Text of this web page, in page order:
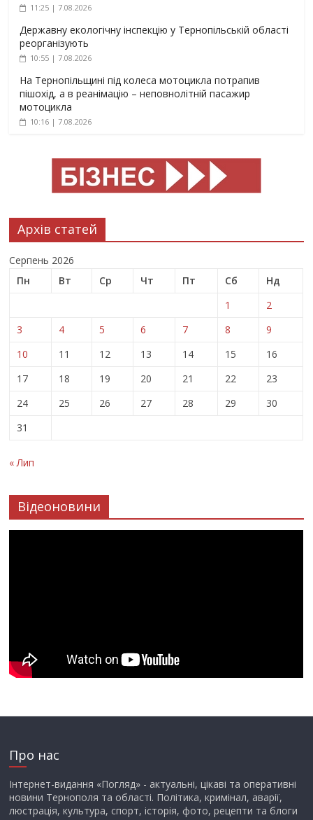
11:25 | 7.08.2026
Державну екологічну інспекцію у Тернопільській області
реорганізують
10:55 | 7.08.2026
На Тернопільщині під колеса мотоцикла потрапив
пішохід, а в реанімацію – неповнолітній пасажир
мотоцикла
10:16 | 7.08.2026
Архів статей
Серпень 2026
Пн
Вт Ср Чт Пт Сб
Нд
1
2
3
4 5 6 7 8
9
10
11 12 13 14 15
16
17
18 19 20 21 22
23
24
25 26 27 28 29
30
31
« Лип
Відеоновини
Про нас
Інтернет-видання «Погляд» - актуальні, цікаві та оперативні
новини Тернополя та області. Політика, кримінал, аварії,
люстрація, культура, спорт, історія, фото, рецепти та блоги